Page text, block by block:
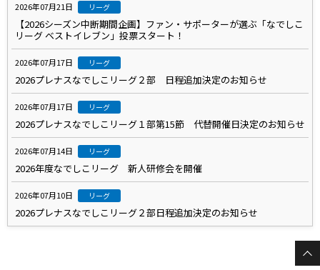
2026年07月21日 リーグ
【2026シーズン中断期間企画】ファン・サポーターが選ぶ「なでしこ
リーグ ベストイレブン」投票スタート！
2026年07月17日 リーグ
2026プレナスなでしこリーグ２部 日程追加決定のお知らせ
2026年07月17日 リーグ
2026プレナスなでしこリーグ１部第15節 代替開催日決定のお知らせ
2026年07月14日 リーグ
2026年度なでしこリーグ 新人研修会を開催
2026年07月10日 リーグ
2026プレナスなでしこリーグ２部日程追加決定のお知らせ